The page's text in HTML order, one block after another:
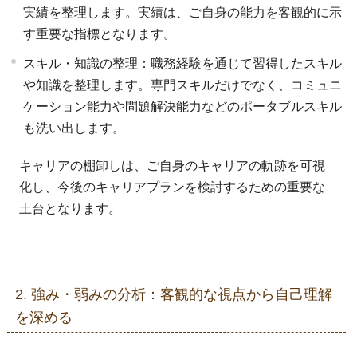
実績を整理します。実績は、ご自身の能力を客観的に示
す重要な指標となります。
スキル・知識の整理：職務経験を通じて習得したスキル
や知識を整理します。専門スキルだけでなく、コミュニ
ケーション能力や問題解決能力などのポータブルスキル
も洗い出します。
キャリアの棚卸しは、ご自身のキャリアの軌跡を可視
化し、今後のキャリアプランを検討するための重要な
土台となります。
2. 強み・弱みの分析：客観的な視点から自己理解
を深める